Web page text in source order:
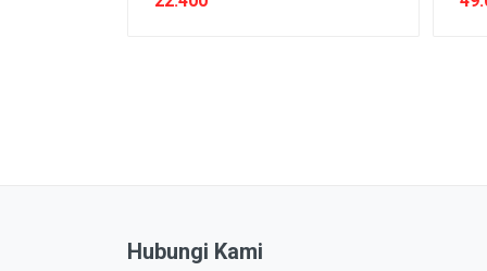
PRODUK DIABETIC
Hubungi Kami